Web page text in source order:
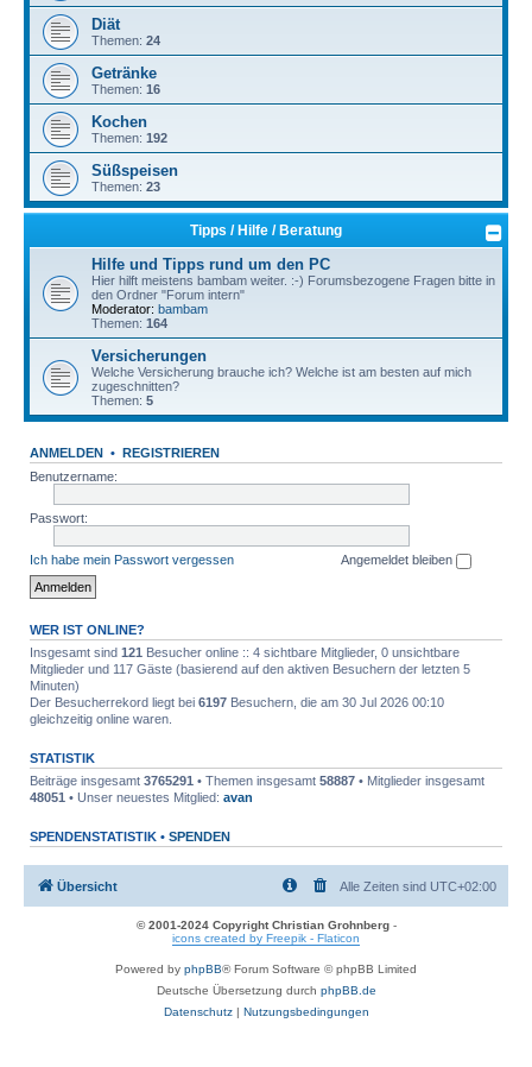
Diät
Themen: 24
Getränke
Themen: 16
Kochen
Themen: 192
Süßspeisen
Themen: 23
Tipps / Hilfe / Beratung
Hilfe und Tipps rund um den PC
Hier hilft meistens bambam weiter. :-) Forumsbezogene Fragen bitte in
den Ordner "Forum intern"
Moderator: bambam
Themen: 164
Versicherungen
Welche Versicherung brauche ich? Welche ist am besten auf mich
zugeschnitten?
Themen: 5
ANMELDEN • REGISTRIEREN
Benutzername:
Passwort:
Ich habe mein Passwort vergessen Angemeldet bleiben
WER IST ONLINE?
Insgesamt sind 121 Besucher online :: 4 sichtbare Mitglieder, 0 unsichtbare
Mitglieder und 117 Gäste (basierend auf den aktiven Besuchern der letzten 5
Minuten)
Der Besucherrekord liegt bei 6197 Besuchern, die am 30 Jul 2026 00:10
gleichzeitig online waren.
STATISTIK
Beiträge insgesamt 3765291 • Themen insgesamt 58887 • Mitglieder insgesamt
48051 • Unser neuestes Mitglied: avan
SPENDENSTATISTIK • SPENDEN
Übersicht Alle Zeiten sind UTC+02:00
© 2001-2024 Copyright Christian Grohnberg-
icons created by Freepik - Flaticon
Powered by phpBB® Forum Software © phpBB Limited
Deutsche Übersetzung durch phpBB.de
Datenschutz| Nutzungsbedingungen